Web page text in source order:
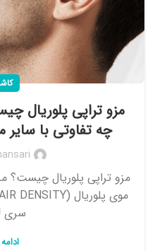
مزو تراپی پلوریال
چه تفاوتی با سایر
مزو تراپی پلوریال چیست؟
سری PLU...